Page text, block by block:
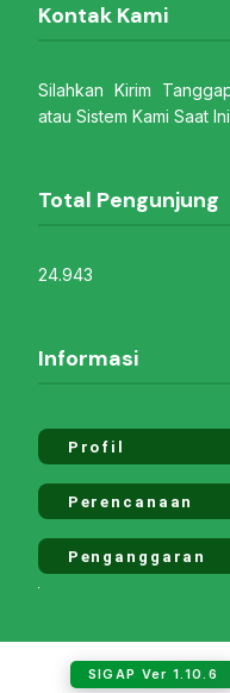
Kontak Kami
Silahkan Kirim
atau Sistem Kami Saat
Total Pengunjung
24.943
Informasi
Profil
Perencanaan
Penganggaran
SIGAP Ver 1.10.6